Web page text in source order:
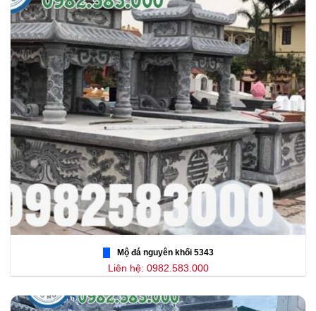
Mộ đá nguyên khối 5343
Liên hệ: 0982.583.000